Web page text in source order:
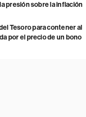
presión sobre la inflación
Tesoro para contener al
por el precio de un bono